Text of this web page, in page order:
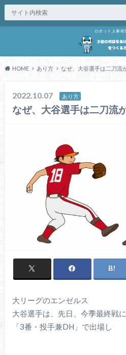
ロボット人事研
HOME あり方 なぜ、大谷選手は二刀流
2022.10.07 あり方
なぜ、大谷選手は二刀流
大リーグのエンゼルス
大谷選手は、先日、今季最終戦に
「3番・投手兼DH」で出場し